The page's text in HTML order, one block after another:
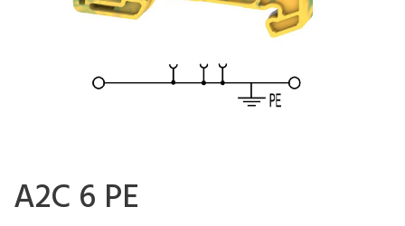
A2C 6 PE